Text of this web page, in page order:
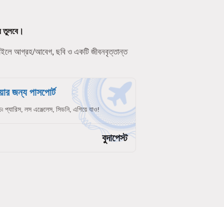
তুলবে।
আগ্রহ/আবেগ, ছবি ও একটি জীবনবৃত্তান্ত
জন্য পাসপোর্ট
প্যারিস, লস এঞ্জেলেস, সিডনি, এগিয়ে যাও!
বুদাপেস্ট